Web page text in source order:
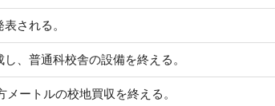
される。
、普通科校舎の設備を終える。
ートルの校地買収を終える。